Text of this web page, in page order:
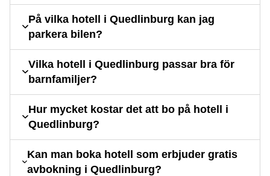
På vilka hotell i Quedlinburg kan jag
parkera bilen?
Vilka hotell i Quedlinburg passar bra för
barnfamiljer?
Hur mycket kostar det att bo på hotell i
Quedlinburg?
Kan man boka hotell som erbjuder gratis
avbokning i Quedlinburg?